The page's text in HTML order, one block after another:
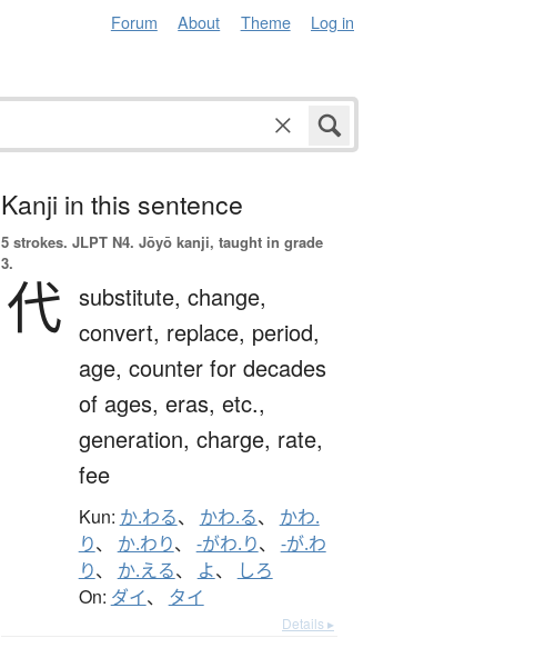
Forum About Theme Log in
Kanji in this sentence
5 strokes. JLPT N4. Jōyō kanji, taught in grade
3.
代 substitute, change,
convert, replace, period,
age, counter for decades
of ages, eras, etc.,
generation, charge, rate,
fee
Kun: か.わる、 かわ.る、 かわ.
り、 か.わり、 -がわ.り、 -が.わ
り、 か.える、 よ、 しろ
On: ダイ、 タイ
Details ▸